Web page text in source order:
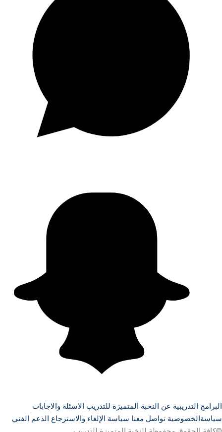
البرامج التدريبية عن النخبة المتميزة للتدريب الاسئلة والاجابات
سياسةالخصوصية تواصل معنا سياسة الإلغاء والاسترجاع الدعم الفني